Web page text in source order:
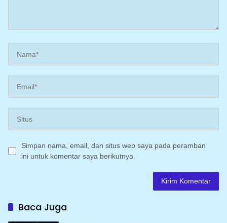
Simpan nama, email, dan situs web saya pada peramban
ini untuk komentar saya berikutnya.
Baca Juga